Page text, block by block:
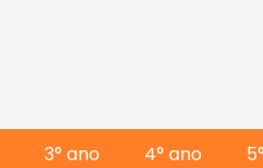
3° ano 4° ano